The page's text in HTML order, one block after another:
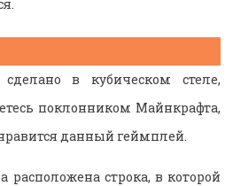
в кубическом стеле,
поклонником Майнкрафта,
данный геймплей.
расположена строка, в которой